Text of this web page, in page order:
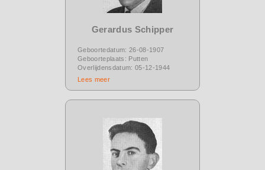
Gerardus Schipper
Geboortedatum: 26-08-1907
Geboorteplaats: Putten
Overlijdensdatum: 05-12-1944
Lees meer